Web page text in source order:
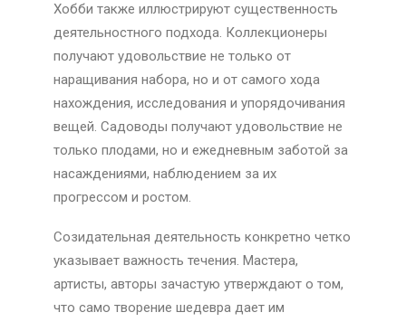
Хобби также иллюстрируют существенность
деятельностного подхода. Коллекционеры
получают удовольствие не только от
наращивания набора, но и от самого хода
нахождения, исследования и упорядочивания
вещей. Садоводы получают удовольствие не
только плодами, но и ежедневным заботой за
насаждениями, наблюдением за их
прогрессом и ростом.
Созидательная деятельность конкретно четко
указывает важность течения. Мастера,
артисты, авторы зачастую утверждают о том,
что само творение шедевра дает им